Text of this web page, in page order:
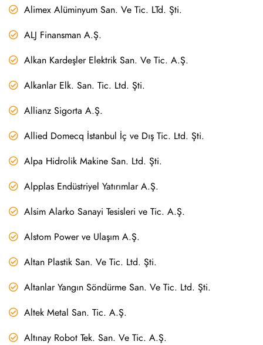
Alimex Alüminyum San. Ve Tic. LTd. Şti.
ALJ Finansman A.Ş.
Alkan Kardeşler Elektrik San. Ve Tic. A.Ş.
Alkanlar Elk. San. Tic. Ltd. Şti.
Allianz Sigorta A.Ş.
Allied Domecq İstanbul İç ve Dış Tic. Ltd. Şti.
Alpa Hidrolik Makine San. Ltd. Şti.
Alpplas Endüstriyel Yatırımlar A.Ş.
Alsim Alarko Sanayi Tesisleri ve Tic. A.Ş.
Alstom Power ve Ulaşım A.Ş.
Altan Plastik San. Ve Tic. Ltd. Şti.
Altanlar Yangın Söndürme San. Ve Tic. Ltd. Şti.
Altek Metal San. Tic. A.Ş.
Altınay Robot Tek. San. Ve Tic. A.Ş.